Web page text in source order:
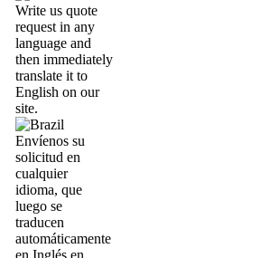
Write us quote
request in any
language and
then immediately
translate it to
English on our
site.
Envíenos su
solicitud en
cualquier
idioma, que
luego se
traducen
automáticamente
en Inglés en